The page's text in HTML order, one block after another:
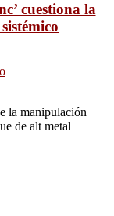
cuestiona la
la manipulación
de alt metal